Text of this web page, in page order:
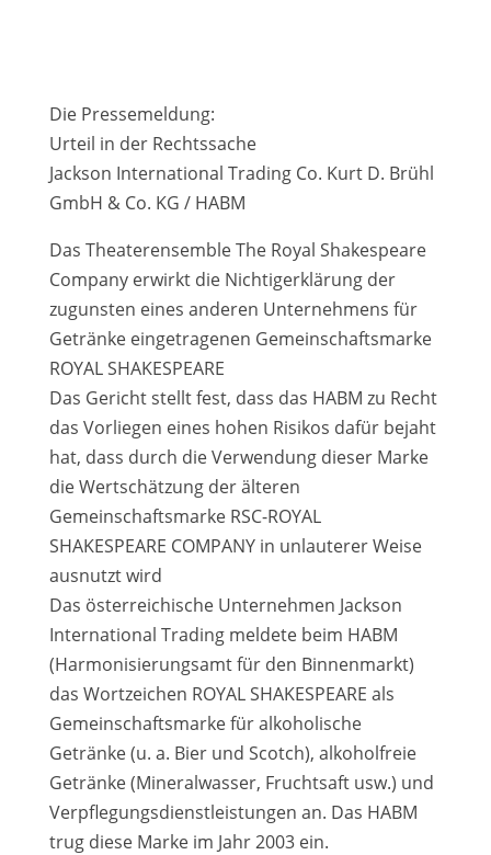
Die Pressemeldung:
Urteil in der Rechtssache
Jackson International Trading Co. Kurt D. Brühl
GmbH & Co. KG / HABM
Das Theaterensemble The Royal Shakespeare
Company erwirkt die Nichtigerklärung der
zugunsten eines anderen Unternehmens für
Getränke eingetragenen Gemeinschaftsmarke
ROYAL SHAKESPEARE
Das Gericht stellt fest, dass das HABM zu Recht
das Vorliegen eines hohen Risikos dafür bejaht
hat, dass durch die Verwendung dieser Marke
die Wertschätzung der älteren
Gemeinschaftsmarke RSC-ROYAL
SHAKESPEARE COMPANY in unlauterer Weise
ausnutzt wird
Das österreichische Unternehmen Jackson
International Trading meldete beim HABM
(Harmonisierungsamt für den Binnenmarkt)
das Wortzeichen ROYAL SHAKESPEARE als
Gemeinschaftsmarke für alkoholische
Getränke (u. a. Bier und Scotch), alkoholfreie
Getränke (Mineralwasser, Fruchtsaft usw.) und
Verpflegungsdienstleistungen an. Das HABM
trug diese Marke im Jahr 2003 ein.